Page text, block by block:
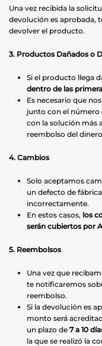
Una vez recibida la
devolución es aprobada,
devolver el producto.
3. Productos Dañados o
Si el producto llega
dentro de las
Es necesario que
junto con el número
con la solución más
reembolso del
4. Cambios
Solo aceptamos
un defecto de
incorrectamente.
En estos casos, los
serán cubiertos por
5. Reembolsos
Una vez que
te notificaremos
reembolso.
Si la devolución es
monto será
un plazo de 7 a 10
la que se realizó la